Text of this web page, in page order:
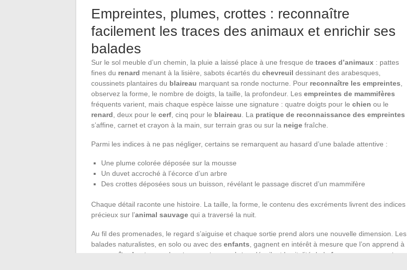
Empreintes, plumes, crottes : reconnaître
facilement les traces des animaux et enrichir ses
balades
Sur le sol meuble d’un chemin, la pluie a laissé place à une fresque de traces d’animaux : pattes
fines du renard menant à la lisière, sabots écartés du chevreuil dessinant des arabesques,
coussinets plantaires du blaireau marquant sa ronde nocturne. Pour reconnaître les empreintes
observez la forme, le nombre de doigts, la taille, la profondeur. Les empreintes de mammifères
fréquents varient, mais chaque espèce laisse une signature : quatre doigts pour le chien ou le
renard , deux pour le cerf , cinq pour le blaireau . La pratique de reconnaissance des empreintes
s’affine, carnet et crayon à la main, sur terrain gras ou sur la neige fraîche.
Parmi les indices à ne pas négliger, certains se remarquent au hasard d’une balade attentive :
Une plume colorée déposée sur la mousse
Un duvet accroché à l’écorce d’un arbre
Des crottes déposées sous un buisson, révélant le passage discret d’un mammifère
Chaque détail raconte une histoire. La taille, la forme, le contenu des excréments livrent des indices
précieux sur l’animal sauvage qui a traversé la nuit.
Au fil des promenades, le regard s’aiguise et chaque sortie prend alors une nouvelle dimension. Les
balades naturalistes, en solo ou avec des enfants , gagnent en intérêt à mesure que l’on apprend à
reconnaître les traces
. Les traces et empreintes dévoilent la vitalité de la faune sauvage autour